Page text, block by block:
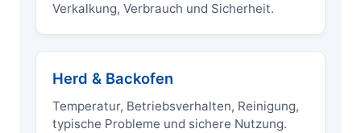
Verkalkung, Verbrauch und Sicherheit.
Herd & Backofen
Temperatur, Betriebsverhalten, Reinigung,
typische Probleme und sichere Nutzung.